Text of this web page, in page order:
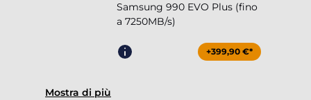
Samsung 990 EVO Plus (fino
a 7250MB/s)
+399,90 €*
Mostra di più